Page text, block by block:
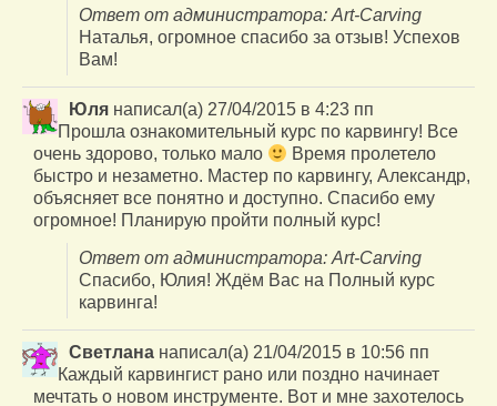
Ответ от администратора: Art-Carving
Наталья, огромное спасибо за отзыв! Успехов
Вам!
Юля написал(а) 27/04/2015 в 4:23 пп
Прошла ознакомительный курс по карвингу! Все
очень здорово, только мало
Время пролетело
быстро и незаметно. Мастер по карвингу, Александр,
объясняет все понятно и доступно. Спасибо ему
огромное! Планирую пройти полный курс!
Ответ от администратора: Art-Carving
Спасибо, Юлия! Ждём Вас на Полный курс
карвинга!
Светлана написал(а) 21/04/2015 в 10:56 пп
Каждый карвингист рано или поздно начинает
мечтать о новом инструменте. Вот и мне захотелось